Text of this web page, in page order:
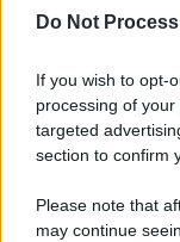
Do Not
If you wish to opt-
processing of
targeted
section to confirm
Please note that
may continue